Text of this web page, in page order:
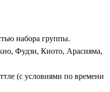
набора группы.
Фудзи, Киото, Арасияма,
(с условиями по времени